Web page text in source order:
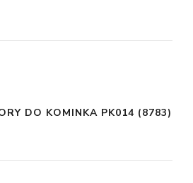
DO KOMINKA PK014 (8783)